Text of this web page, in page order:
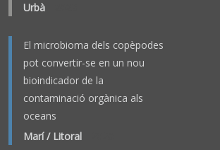
Urbà
El microbioma dels copèpodes
pot convertir-se en un nou
bioindicador de la
contaminació orgànica als
oceans
Marí / Litoral